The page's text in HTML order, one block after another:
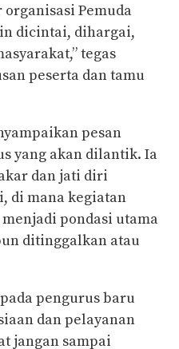
Pemuda
dicintai, dihargai,
tegas
peserta dan tamu
pesan
yang akan dilantik. Ia
dan jati diri
di mana kegiatan
pondasi utama
ditinggalkan atau
pengurus baru
dan pelayanan
jangan sampai